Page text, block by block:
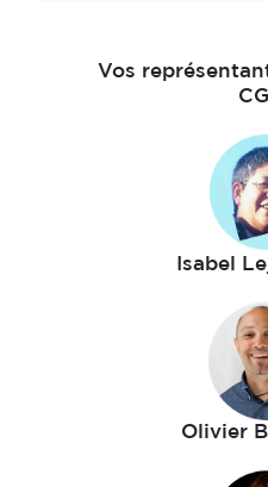
Vos
Isabel
Olivier